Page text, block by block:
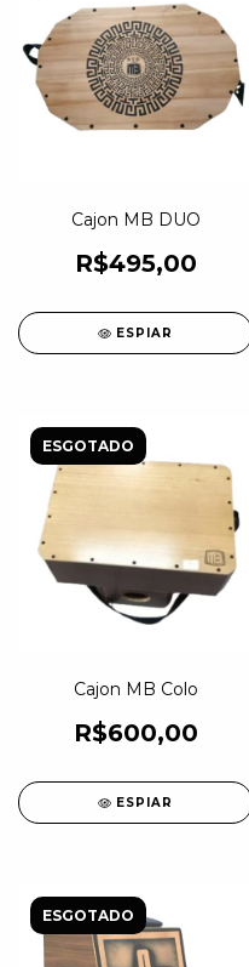
Cajon MB DUO
R$495,00
ESPIAR
ESGOTADO
Cajon MB Colo
R$600,00
ESPIAR
ESGOTADO